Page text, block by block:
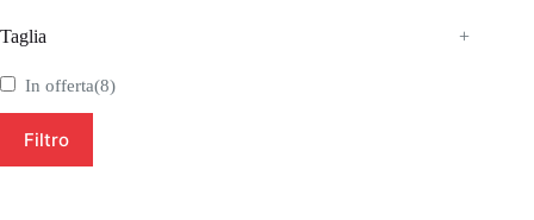
Taglia +
In offerta(8)
Filtro